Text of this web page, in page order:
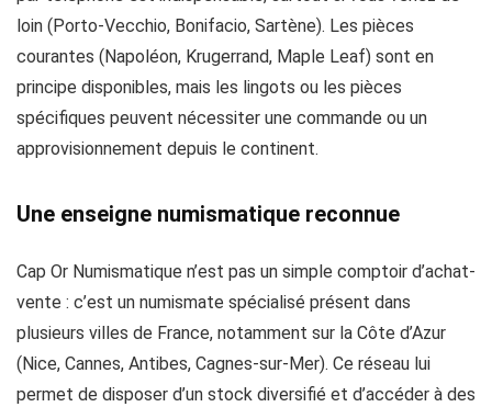
loin (Porto-Vecchio, Bonifacio, Sartène). Les pièces
courantes (Napoléon, Krugerrand, Maple Leaf) sont en
principe disponibles, mais les lingots ou les pièces
spécifiques peuvent nécessiter une commande ou un
approvisionnement depuis le continent.
Une enseigne numismatique reconnue
Cap Or Numismatique n’est pas un simple comptoir d’achat-
vente : c’est un numismate spécialisé présent dans
plusieurs villes de France, notamment sur la Côte d’Azur
(Nice, Cannes, Antibes, Cagnes-sur-Mer). Ce réseau lui
permet de disposer d’un stock diversifié et d’accéder à des